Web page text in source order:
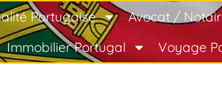
Portugaise Avocat /
Immobilier Portugal
Voyage